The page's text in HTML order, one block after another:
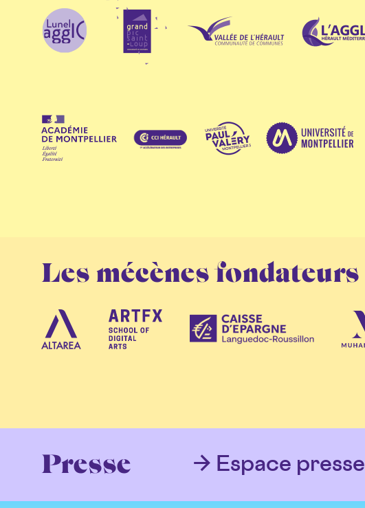
Les mécènes fondateurs
Presse Espace presse